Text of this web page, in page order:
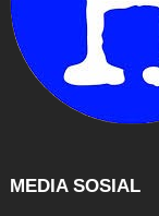
MEDIA SOSIAL